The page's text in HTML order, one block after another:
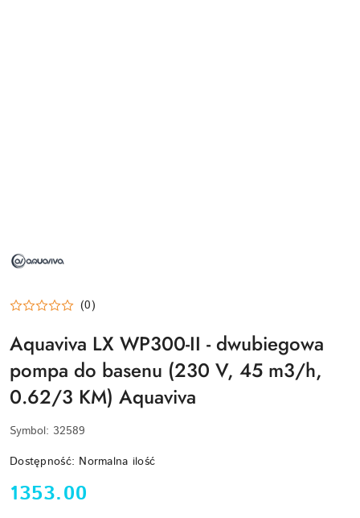
AQUAVIVA
(0)
Aquaviva LX WP300-II - dwubiegowa
pompa do basenu (230 V, 45 m3/h,
0.62/3 KM) Aquaviva
Symbol: 32589
Dostępność: Normalna ilość
cena:
1353.00